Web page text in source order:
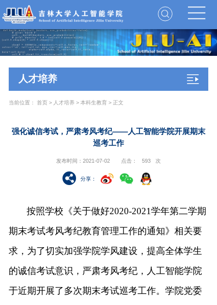
人才培养
当前位置： 首页 > 人才培养> 本科生教育 > 正文
强化诚信考试，严肃考风考纪——人工智能学院开展期末
巡考工作
发布时间：2021-07-02 点击： 593 次
分享：
按照学校 《关于做好2020-2021学年第二学期
期末考试考风考纪教育管理工作的通知》相关要
求， 为了切实加强学院学风建设， 提高全体学生
的诚信考试意识， 严肃考风考纪， 人工智能学院
于近期开展了多次期末考试巡考工作。学院党委